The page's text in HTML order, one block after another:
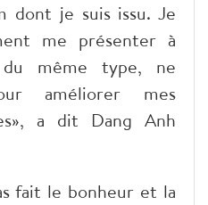
dont je suis issu. Je
me présenter à
du même type, ne
améliorer mes
a dit Dang Anh
fait le bonheur et la